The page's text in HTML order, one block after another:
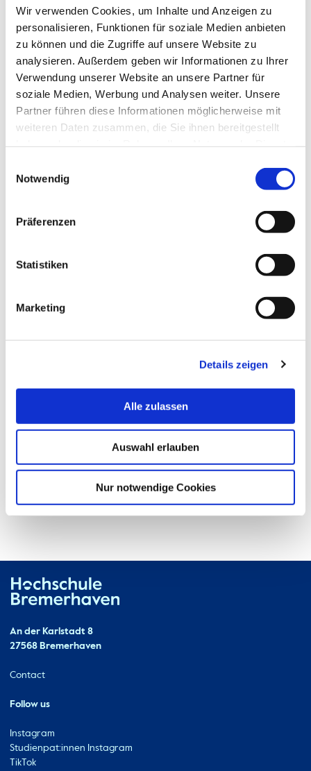
Wir verwenden Cookies, um Inhalte und Anzeigen zu
personalisieren, Funktionen für soziale Medien anbieten
zu können und die Zugriffe auf unsere Website zu
analysieren. Außerdem geben wir Informationen zu Ihrer
Verwendung unserer Website an unsere Partner für
soziale Medien, Werbung und Analysen weiter. Unsere
Partner führen diese Informationen möglicherweise mit
weiteren Daten zusammen, die Sie ihnen bereitgestellt
Notwendig
Präferenzen
Statistiken
Marketing
Details zeigen
Alle zulassen
Auswahl erlauben
Nur notwendige Cookies
© Hochschule Bremerhaven/Silhouette 1
Functions: Wissenschaftliche Mitarbeiterin
27568 Bremerhaven
Columbusstraße 21
27568 Bremerhaven
Contact
An der Karlstadt 8
27568 Bremerhaven
Ressourcen
Contact
Follow us
Instagram
Studienpat:innen Instagram
TikTok